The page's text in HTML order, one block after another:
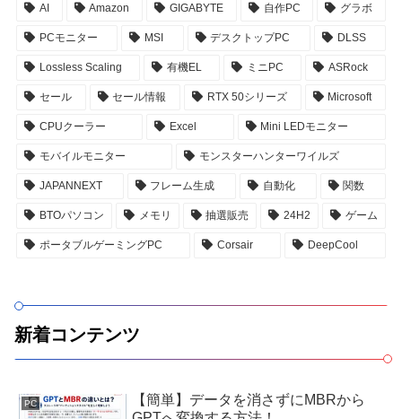
AI Amazon GIGABYTE 自作PC グラボ
PCモニター MSI デスクトップPC DLSS
Lossless Scaling 有機EL ミニPC ASRock
セール セール情報 RTX 50シリーズ Microsoft
CPUクーラー Excel Mini LEDモニター
モバイルモニター モンスターハンターワイルズ
JAPANNEXT フレーム生成 自動化 関数
BTOパソコン メモリ 抽選販売 24H2 ゲーム
ポータブルゲーミングPC Corsair DeepCool
新着コンテンツ
PC
【簡単】データを消さずにMBRから